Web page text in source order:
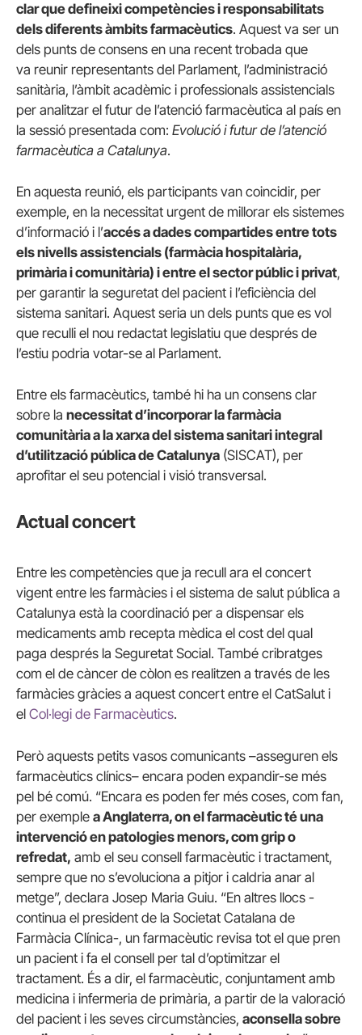
clar que defineixi competències i responsabilitats
dels diferents àmbits farmacèutics. Aquest va ser un
dels punts de consens en una recent trobada que
va reunir representants del Parlament, l’administració
sanitària, l’àmbit acadèmic i professionals assistencials
per analitzar el futur de l’atenció farmacèutica al país en
la sessió presentada com: Evolució i futur de l’atenció
farmacèutica a Catalunya.
En aquesta reunió, els participants van coincidir, per
exemple, en la necessitat urgent de millorar els sistemes
d’informació i l’accés a dades compartides entre tots
els nivells assistencials (farmàcia hospitalària,
primària i comunitària) i entre el sector públic i privat,
per garantir la seguretat del pacient i l’eficiència del
sistema sanitari. Aquest seria un dels punts que es vol
que reculli el nou redactat legislatiu que després de
l’estiu podria votar-se al Parlament.
Entre els farmacèutics, també hi ha un consens clar
sobre la necessitat d’incorporar la farmàcia
comunitària a la xarxa del sistema sanitari integral
d’utilització pública de Catalunya (SISCAT), per
aprofitar el seu potencial i visió transversal.
Actual concert
Entre les competències que ja recull ara el concert
vigent entre les farmàcies i el sistema de salut pública a
Catalunya està la coordinació per a dispensar els
medicaments amb recepta mèdica el cost del qual
paga després la Seguretat Social. També cribratges
com el de càncer de còlon es realitzen a través de les
farmàcies gràcies a aquest concert entre el CatSalut i
el Col·legi de Farmacèutics.
Però aquests petits vasos comunicants –asseguren els
farmacèutics clínics– encara poden expandir-se més
pel bé comú. “Encara es poden fer més coses, com fan,
per exemple a Anglaterra, on el farmacèutic té una
intervenció en patologies menors, com grip o
refredat, amb el seu consell farmacèutic i tractament,
sempre que no s’evoluciona a pitjor i caldria anar al
metge”, declara Josep Maria Guiu. “En altres llocs -
continua el president de la Societat Catalana de
Farmàcia Clínica-, un farmacèutic revisa tot el que pren
un pacient i fa el consell per tal d’optimitzar el
tractament. És a dir, el farmacèutic, conjuntament amb
medicina i infermeria de primària, a partir de la valoració
del pacient i les seves circumstàncies, aconsella sobre